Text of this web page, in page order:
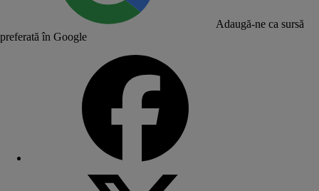
Adaugă-ne ca sursă
preferată în Google